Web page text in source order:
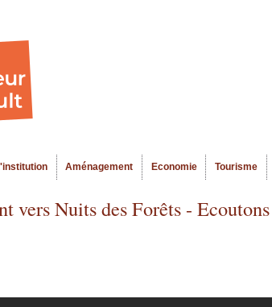
Aménagement Economie Tourisme
vers Nuits des Forêts -